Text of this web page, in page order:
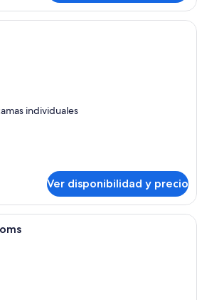
Una habitación de hotel moderna
individuales
Ver disponibilidad y precio
Una habitación de hotel moderna